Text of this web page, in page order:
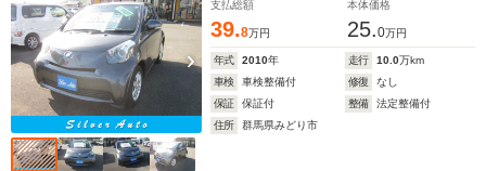
支払総額
39.8万円
本体価格
25.0万円
年式 2010年 走行 10.0万km
車検
車検整備付 修復
なし
保証
保証付 整備
法定整備付
住所
群馬県みどり市